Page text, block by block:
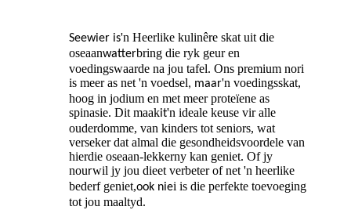
Seewier is'n Heerlike kulinêre skat uit die
oseaanwatterbring die ryk geur en
voedingswaarde na jou tafel. Ons premium nori
is meer as net 'n voedsel, maar'n voedingsskat,
hoog in jodium en met meer proteïene as
spinasie. Dit maakit'n ideale keuse vir alle
ouderdomme, van kinders tot seniors, wat
verseker dat almal die gesondheidsvoordele van
hierdie oseaan-lekkerny kan geniet. Of jy
nourwil jy jou dieet verbeter of net 'n heerlike
bederf geniet,ook niei is die perfekte toevoeging
tot jou maaltyd.